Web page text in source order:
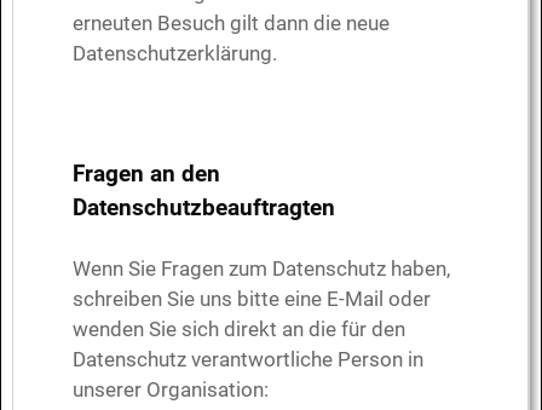
erneuten Besuch gilt dann die neue
Datenschutzerklärung.
Fragen an den
Datenschutzbeauftragten
Wenn Sie Fragen zum Datenschutz haben,
schreiben Sie uns bitte eine E-Mail oder
wenden Sie sich direkt an die für den
Datenschutz verantwortliche Person in
unserer Organisation: